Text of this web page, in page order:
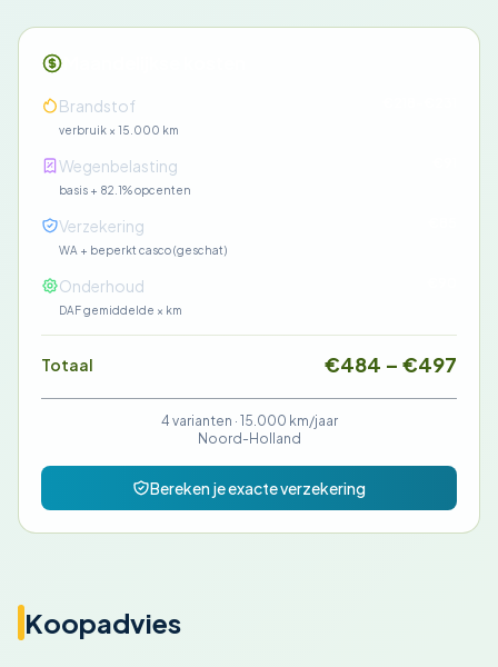
Brandstof
verbruik × 15.000 km
Wegenbelasting
basis + 82.1% opcenten
Verzekering
WA + beperkt casco (geschat)
Onderhoud
DAF gemiddelde × km
Totaal €484 – €497
4 varianten · 15.000 km/jaar
Noord-Holland
Bereken je exacte verzekering
Koopadvies